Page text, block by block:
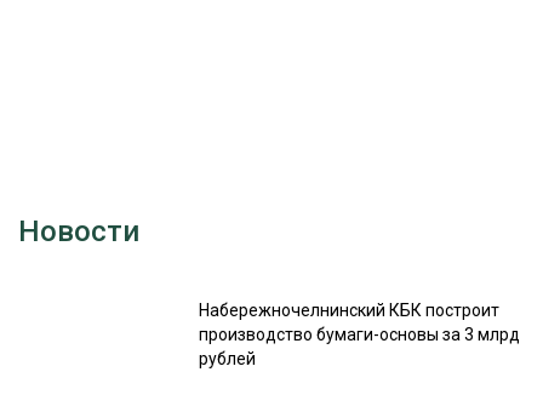
Новости
Набережночелнинский КБК построит
производство бумаги-основы за 3 млрд
рублей